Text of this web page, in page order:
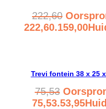
222,60
222,60.159,00
Trevi fontein 38 x 25
75,53
75,53.53,95